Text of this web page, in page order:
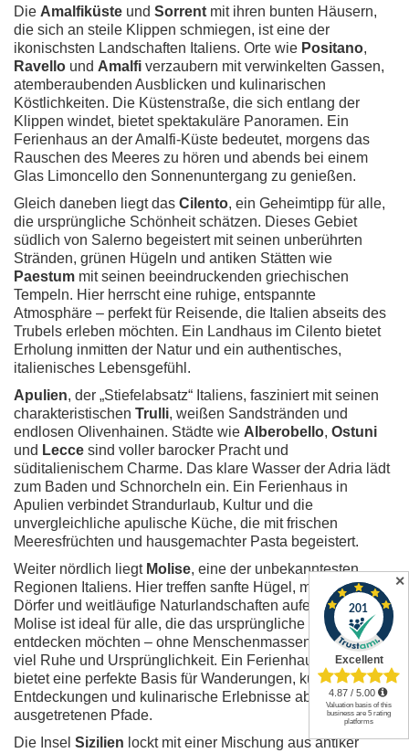
Die Amalfiküste und Sorrent mit ihren bunten Häusern,
die sich an steile Klippen schmiegen, ist eine der
ikonischsten Landschaften Italiens. Orte wie Positano,
Ravello und Amalfi verzaubern mit verwinkelten Gassen,
atemberaubenden Ausblicken und kulinarischen
Köstlichkeiten. Die Küstenstraße, die sich entlang der
Klippen windet, bietet spektakuläre Panoramen. Ein
Ferienhaus an der Amalfi-Küste bedeutet, morgens das
Rauschen des Meeres zu hören und abends bei einem
Glas Limoncello den Sonnenuntergang zu genießen.
Gleich daneben liegt das Cilento, ein Geheimtipp für alle,
die ursprüngliche Schönheit schätzen. Dieses Gebiet
südlich von Salerno begeistert mit seinen unberührten
Stränden, grünen Hügeln und antiken Stätten wie
Paestum mit seinen beeindruckenden griechischen
Tempeln. Hier herrscht eine ruhige, entspannte
Atmosphäre – perfekt für Reisende, die Italien abseits des
Trubels erleben möchten. Ein Landhaus im Cilento bietet
Erholung inmitten der Natur und ein authentisches,
italienisches Lebensgefühl.
Apulien, der „Stiefelabsatz“ Italiens, fasziniert mit seinen
charakteristischen Trulli, weißen Sandstränden und
endlosen Olivenhainen. Städte wie Alberobello, Ostuni
und Lecce sind voller barocker Pracht und
süditalienischem Charme. Das klare Wasser der Adria lädt
zum Baden und Schnorcheln ein. Ein Ferienhaus in
Apulien verbindet Strandurlaub, Kultur und die
unvergleichliche apulische Küche, die mit frischen
Meeresfrüchten und hausgemachter Pasta begeistert.
Weiter nördlich liegt Molise, eine der unbekanntesten
Regionen Italiens. Hier treffen sanfte Hügel, mittelalterliche
Dörfer und weitläufige Naturlandschaften aufeinander.
Molise ist ideal für alle, die das ursprüngliche Italien
entdecken möchten – ohne Menschenmassen, dafür mit
viel Ruhe und Ursprünglichkeit. Ein Ferienhaus in Molise
bietet eine perfekte Basis für Wanderungen, kulturelle
Entdeckungen und kulinarische Erlebnisse abseits der
ausgetretenen Pfade.
Die Insel Sizilien lockt mit einer Mischung aus antiker
✕